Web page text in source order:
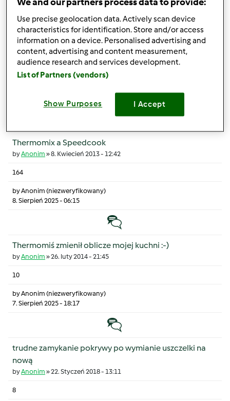
Uszczelka....
byAnonim»23. Kwiecień 2013 - 20:07
Gorący temat
Thermomix a Speedcook
byAnonim »8. Kwiecień 2013 - 12:42
164
byAnonim (niezweryfikowany)
8. Sierpień 2025 - 06:15
Temat zwyczajny
Thermomiś zmienił oblicze mojej kuchni :-)
byAnonim »26. luty 2014 - 21:45
10
byAnonim (niezweryfikowany)
7. Sierpień 2025 - 18:17
Temat zwyczajny
trudne zamykanie pokrywy po wymianie uszczelki na
nową
byAnonim »22. Styczeń 2018 - 13:11
8
We and our partners process data to provide:
Use precise geolocation data. Actively scan device
characteristics for identification. Store and/or access
information on a device. Personalised advertising and
content, advertising and content measurement,
audience research and services development.
List of Partners (vendors)
Show Purposes I Accept